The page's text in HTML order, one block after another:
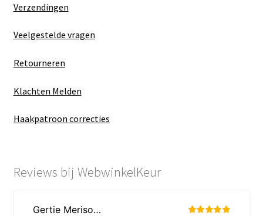
Verzendingen
Veelgestelde vragen
Retourneren
Klachten Melden
Haakpatroon correcties
Reviews bij WebwinkelKeur